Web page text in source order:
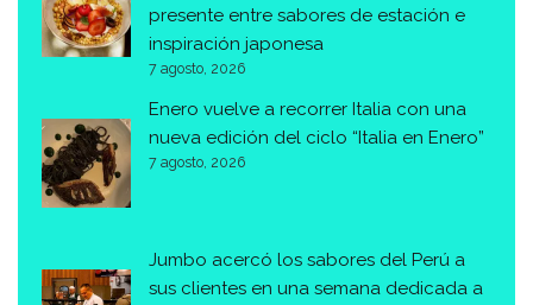
presente entre sabores de estación e
inspiración japonesa
7 agosto, 2026
Enero vuelve a recorrer Italia con una
nueva edición del ciclo “Italia en Enero”
7 agosto, 2026
Jumbo acercó los sabores del Perú a
sus clientes en una semana dedicada a